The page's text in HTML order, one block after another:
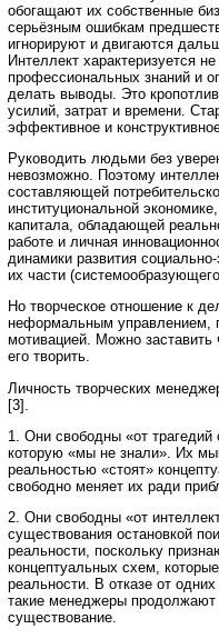
обогащают их собственные
серьёзным ошибкам
игнорируют и двигаются
Интеллект характеризуется
профессиональных знаний и
делать выводы. Это
усилий, затрат и времени.
эффективное и
Руководить людьми без
невозможно. Поэтому
составляющей
институциональной
капитала, обладающей
работе и личная
динамики развития
их части
Но творческое отношение к
неформальным управлением,
мотивацией. Можно заставить
его творить.
Личность творческих
[3].
1. Они свободны «от трагедий
которую «мы не знали». Их
реальностью «стоят»
свободно меняет их ради
2. Они свободны «от
существования остановкой
реальности, поскольку
концептуальных схем,
реальности. В отказе от
такие менеджеры продолжают
существование.